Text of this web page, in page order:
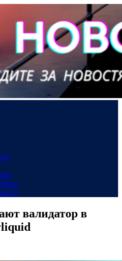
валидатор в